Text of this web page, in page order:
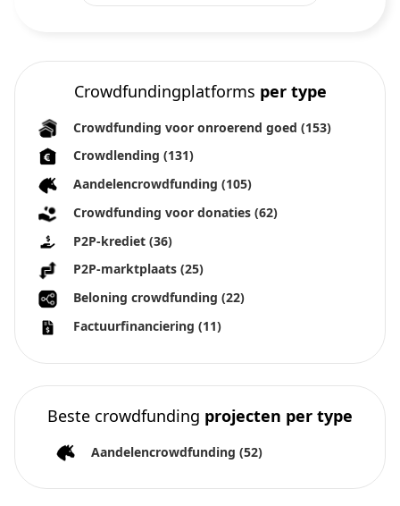
Crowdfundingplatforms per type
Crowdfunding voor onroerend goed (153)
Crowdlending (131)
Aandelencrowdfunding (105)
Crowdfunding voor donaties (62)
P2P-krediet (36)
P2P-marktplaats (25)
Beloning crowdfunding (22)
Factuurfinanciering (11)
Beste crowdfunding projecten per type
Aandelencrowdfunding (52)